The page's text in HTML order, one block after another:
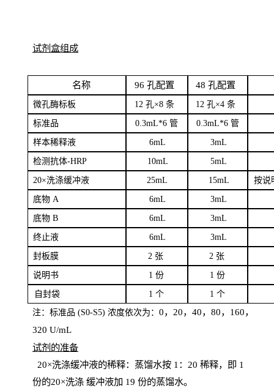
试剂盒组成
名称 96 孔配置 48 孔配置
微孔酶标板 12 孔×8 条 12 孔×4 条
标准品 0.3mL*6 管 0.3mL*6 管
样本稀释液 6mL 3mL
检测抗体-HRP 10mL 5mL
20×洗涤缓冲液 25mL 15mL 按说
底物A 6mL 3mL
底物B 6mL 3mL
终止液 6mL 3mL
封板膜 2 张 2 张
说明书 1 份 1 份
自封袋 1 个 1 个
注：标准品 (S0-S5) 浓度依次为： 0，20，40，80，160，
320 U/mL
试剂的准备
20×洗涤缓冲液的稀释：蒸馏水按 1：20 稀释，即 1
份的20×洗涤 缓冲液加 19 份的蒸馏水。